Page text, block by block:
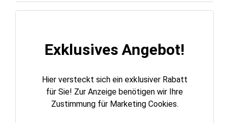
Exklusives Angebot!
Hier versteckt sich ein exklusiver Rabatt
für Sie! Zur Anzeige benötigen wir Ihre
Zustimmung für Marketing Cookies.